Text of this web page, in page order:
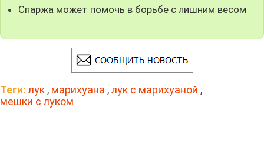
Спаржа может помочь в борьбе с лишним весом
Теги: лук , марихуана ,лук с марихуаной ,
мешки с луком